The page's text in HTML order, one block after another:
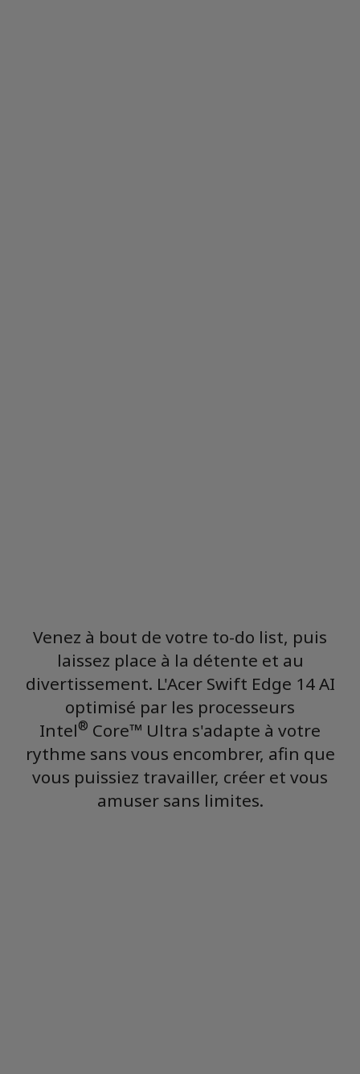
Venez à bout de votre to-do list, puis
laissez place à la détente et au
divertissement. L'Acer Swift Edge 14 AI
optimisé par les processeurs
Intel® Core™ Ultra s'adapte à votre
rythme sans vous encombrer, afin que
vous puissiez travailler, créer et vous
amuser sans limites.